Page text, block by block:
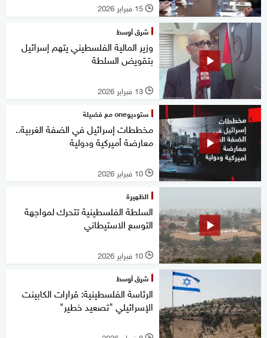
l 15 فبراير 2026
شرق أوسط
وزير المالية الفلسطيني يتهم إسرائيل
بتقويض السلطة
l 13 فبراير 2026
ستوديوone مع فضيلة
مخططات إسرائيل في الضفة الغربية..
معارضة أميركية ودولية
l 10 فبراير 2026
الظهيرة
السلطة الفلسطينية تتحرك لمواجهة
التوسع الاستيطاني
l 10 فبراير 2026
شرق أوسط
الرئاسة الفلسطينية: قرارات الكابينت
الإسرائيلي "تصعيد خطير"